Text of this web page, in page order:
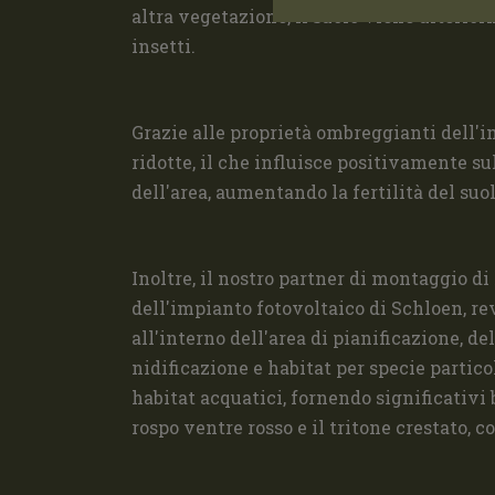
altra vegetazione, il suolo viene
insetti.
Grazie alle proprietà ombreggianti
ridotte, il che influisce positivamente
dell'area, aumentando la fertilità del
Inoltre, il nostro partner di montaggio di
dell'impianto fotovoltaico di Schloen,
all'interno dell'area di pianificazione,
nidificazione e habitat per specie
habitat acquatici, fornendo significativi
rospo ventre rosso e il tritone crestato,